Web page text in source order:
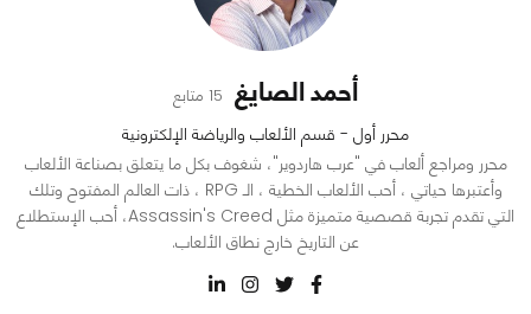
أحمد الصايغ 15 متابع
محرر أول - قسم الألعاب والرياضة الإلكترونية
محرر ومراجع ألعاب في "عرب هاردوير"، شغوف بكل ما يتعلق بصناعة الألعاب
وأعتبرها حياتي ، أحب الألعاب الخطية ، الـ RPG ، ذات العالم المفتوح وتلك
التي تقدم تجربة قصصية متميزة مثل Assassin's Creed، أحب الإستطلاع
عن التاريخ خارج نطاق الألعاب.